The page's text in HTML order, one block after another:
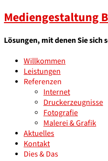
Mediengestaltung
Lösungen, mit denen Sie sich
Willkommen
Leistungen
Referenzen
Internet
Druckerzeugnisse
Fotografie
Malerei & Grafik
Aktuelles
Kontakt
Dies & Das